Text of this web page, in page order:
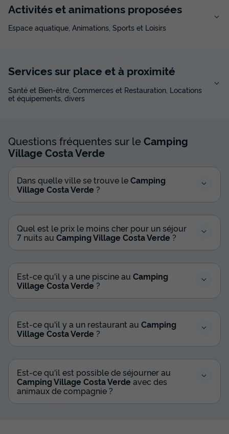
Activités et animations proposées
Espace aquatique, Animations, Sports et Loisirs
Services sur place et à proximité
Santé et Bien-être, Commerces et Restauration, Locations
et équipements, divers
Questions fréquentes sur leCamping
Village Costa Verde
Dans quelle ville se trouve leCamping
Village Costa Verde ?
Quel est le prix le moins cher pour un séjour
7 nuits au Camping Village Costa Verde?
Est-ce qu'il y a une piscine au Camping
Village Costa Verde ?
Est-ce qu'il y a un restaurant au Camping
Village Costa Verde ?
Est-ce qu'il est possible de séjourner au
Camping Village Costa Verdeavec des
animaux de compagnie ?